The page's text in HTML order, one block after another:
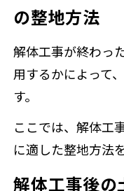
の整地方法
解体工事が終わっ
用するかによって
す。
ここでは、解体工
に適した整地方法
解体工事後の